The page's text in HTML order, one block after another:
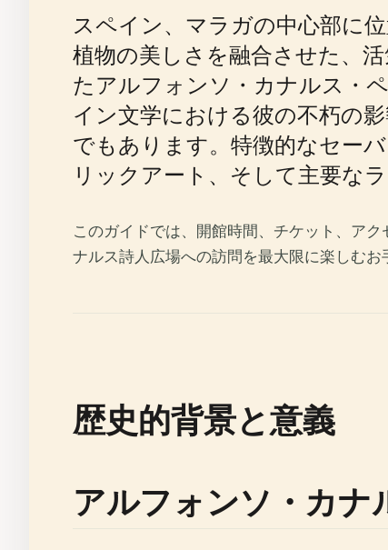
スペイン、マラガの中心部に
植物の美しさを融合させた、
たアルフォンソ・カナルス・
イン文学における彼の不朽の
でもあります。特徴的なセー
リックアート、そして主要な
このガイドでは、開館時間、チケット、ア
ナルス詩人広場への訪問を最大限に楽しむお
歴史的背景と意義
アルフォンソ・カナ